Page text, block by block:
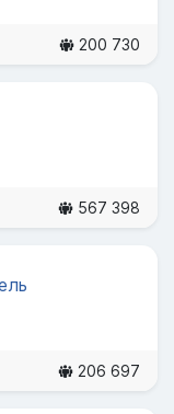
200 730
567 398
206 697